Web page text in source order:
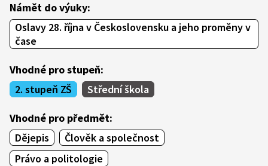
Námět do výuky:
Oslavy 28. října v Československu a jeho proměny v
čase
Vhodné pro stupeň:
2. stupeň ZŠ
Střední škola
Vhodné pro předmět:
Dějepis
Člověk a společnost
Právo a politologie